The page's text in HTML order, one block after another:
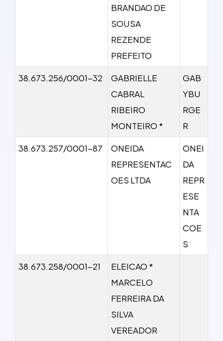
BRANDAO DE
SOUSA
REZENDE
PREFEITO
38.673.256/0001-32
GABRIELLE
CABRAL
RIBEIRO
MONTEIRO *
GAB
YBU
RGE
R
38.673.257/0001-87
ONEIDA
REPRESENTAC
OES LTDA
ONEI
DA
REPR
ESE
NTA
COE
S
38.673.258/0001-21
ELEICAO *
MARCELO
FERREIRA DA
SILVA
VEREADOR